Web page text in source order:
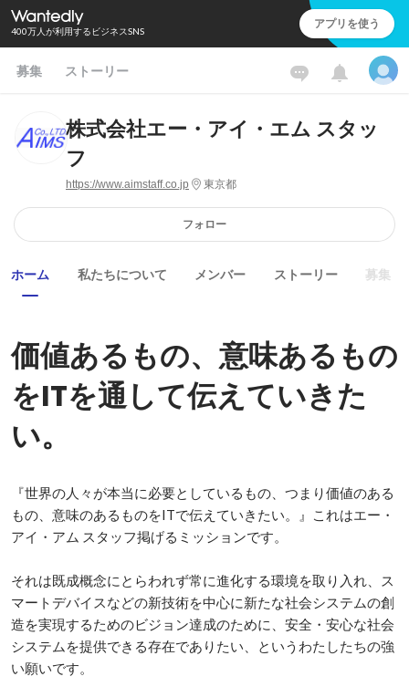
400万人が利用するビジネスSNS アプリを使う
募集 ストーリー
株式会社エー・アイ・エム スタッ
フ
https://www.aimstaff.co.jp 東京都
フォロー
ホーム 私たちについて メンバー ストーリー 募集
価値あるもの、意味あるもの
をITを通して伝えていきた
い。
『世界の人々が本当に必要としているもの、つまり価値のある
もの、意味のあるものをITで伝えていきたい。』これはエー・
アイ・アム スタッフ掲げるミッションです。
それは既成概念にとらわれず常に進化する環境を取り入れ、ス
マートデバイスなどの新技術を中心に新たな社会システムの創
造を実現するためのビジョン達成のために、安全・安心な社会
システムを提供できる存在でありたい、というわたしたちの強
い願いです。